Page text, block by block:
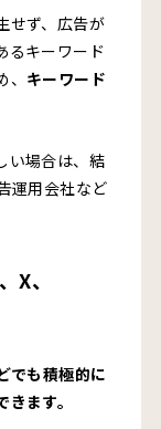
せず、広告が
るキーワード
キーワード
い場合は、結
運用会社など
X、
でも積極的に
ます。